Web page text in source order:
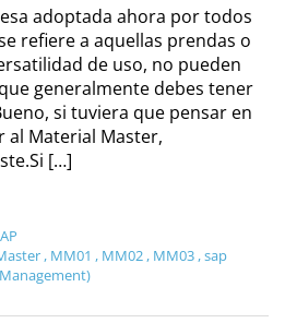
adoptada ahora por todos
refiere a aquellas prendas o
de uso, no pueden
generalmente debes tener
si tuviera que pensar en
Material Master,
[…]
, MM01 , MM02 , MM03 ,sap